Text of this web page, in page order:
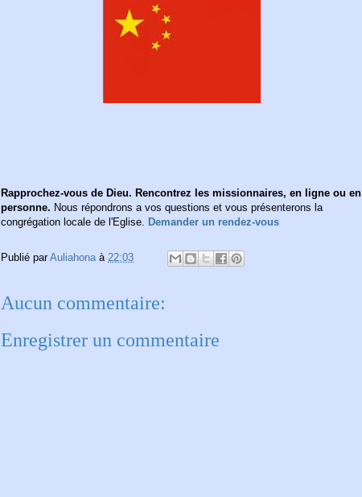
Rapprochez-vous de Dieu. Rencontrez les missionnaires, en ligne ou en
personne. Nous répondrons a vos questions et vous présenterons la
congrégation locale de l'Eglise. Demander un rendez-vous
Publié parAuliahona à 22:03
Aucun commentaire:
Enregistrer un commentaire